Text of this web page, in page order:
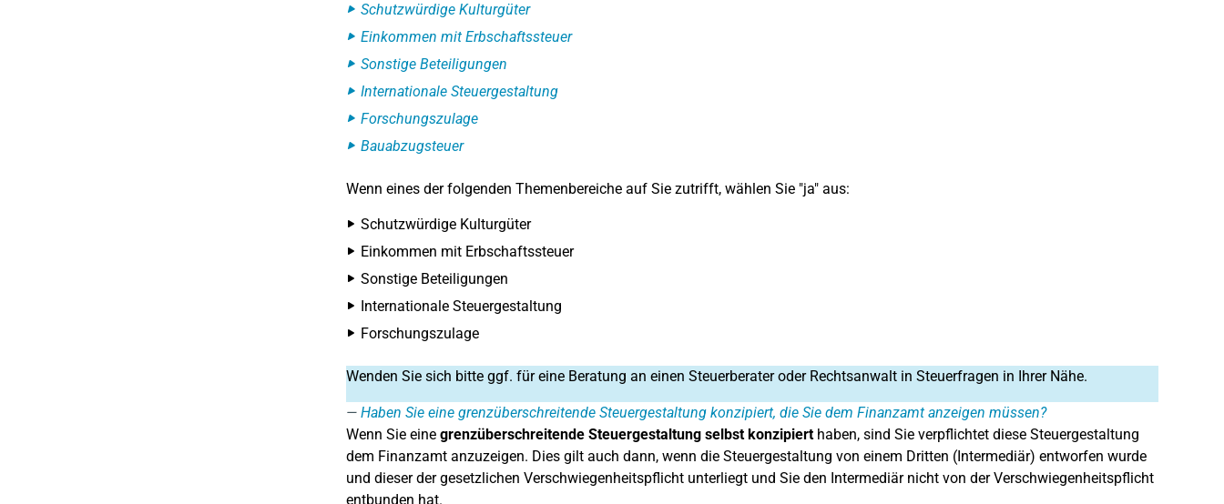
Schutzwürdige Kulturgüter
Einkommen mit Erbschaftssteuer
Sonstige Beteiligungen
Internationale Steuergestaltung
Forschungszulage
Bauabzugsteuer
Wenn eines der folgenden Themenbereiche auf Sie zutrifft, wählen Sie "ja" aus:
Schutzwürdige Kulturgüter
Einkommen mit Erbschaftssteuer
Sonstige Beteiligungen
Internationale Steuergestaltung
Forschungszulage
Wenden Sie sich bitte ggf. für eine Beratung an einen Steuerberater oder Rechtsanwalt in Steuerfragen in Ihrer Nähe.
Haben Sie eine grenzüberschreitende Steuergestaltung konzipiert, die Sie dem Finanzamt anzeigen müssen?
Wenn Sie eine grenzüberschreitende Steuergestaltung selbst konzipierthaben, sind Sie verpflichtet diese Steuergestaltung
dem Finanzamt anzuzeigen. Dies gilt auch dann, wenn die Steuergestaltung von einem Dritten (Intermediär) entworfen wurde
und dieser der gesetzlichen Verschwiegenheitspflicht unterliegt und Sie den Intermediär nicht von der Verschwiegenheitspflicht
entbunden hat.